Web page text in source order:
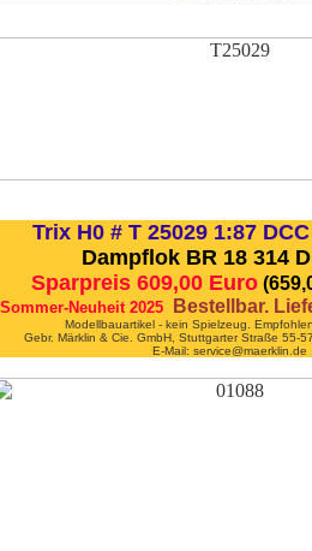
Trix H0 # T 25029 1:87
Dampflok BR 18 314
Sparpreis 609,00 Euro
Sommer-Neuheit 2025 Bestellbar.
Modellbauartikel - kein Spielzeug.
Gebr. Märklin & Cie. GmbH, Stuttgarter Straße 55-
E-Mail: service@maerklin.de